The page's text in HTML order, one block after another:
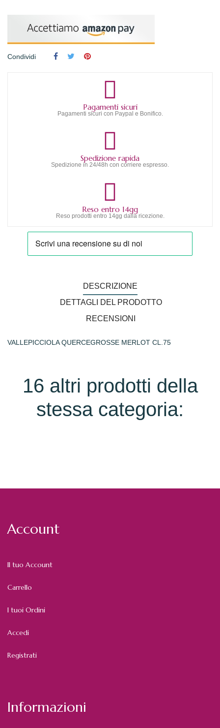
Condividi
Pagamenti sicuri
Pagamenti sicuri con Paypal e Bonifico.
Spedizione rapida
Spedizione in 24/48h con corriere espresso.
Reso entro 14gg
Reso prodotti entro 14gg dalla ricezione.
DESCRIZIONE
DETTAGLI DEL PRODOTTO
RECENSIONI
VALLEPICCIOLA QUERCEGROSSE MERLOT CL.75
16 altri prodotti della
stessa categoria:
Account
Il tuo Account
Carrello
I tuoi Ordini
Accedi
Registrati
Informazioni